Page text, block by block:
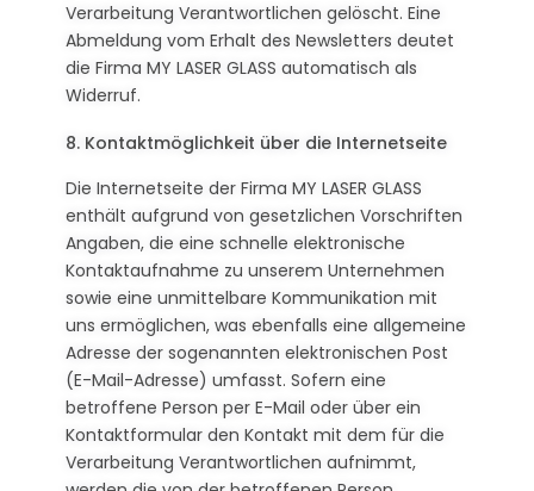
Verarbeitung Verantwortlichen gelöscht. Eine
Abmeldung vom Erhalt des Newsletters deutet
die Firma MY LASER GLASS automatisch als
Widerruf.
8. Kontaktmöglichkeit über die Internetseite
Die Internetseite der Firma MY LASER GLASS
enthält aufgrund von gesetzlichen Vorschriften
Angaben, die eine schnelle elektronische
Kontaktaufnahme zu unserem Unternehmen
sowie eine unmittelbare Kommunikation mit
uns ermöglichen, was ebenfalls eine allgemeine
Adresse der sogenannten elektronischen Post
(E-Mail-Adresse) umfasst. Sofern eine
betroffene Person per E-Mail oder über ein
Kontaktformular den Kontakt mit dem für die
Verarbeitung Verantwortlichen aufnimmt,